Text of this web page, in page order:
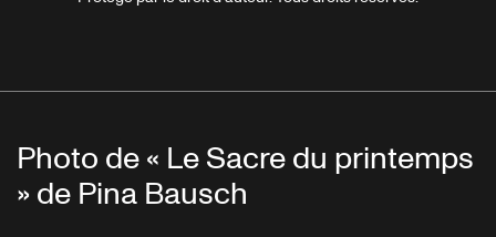
Photo de « Le Sacre du printemps
» de Pina Bausch